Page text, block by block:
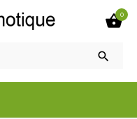
0
